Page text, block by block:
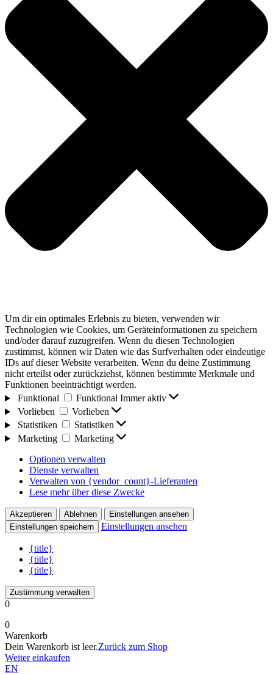
Um dir ein optimales Erlebnis zu bieten, verwenden wir
Technologien wie Cookies, um Geräteinformationen zu speichern
und/oder darauf zuzugreifen. Wenn du diesen Technologien
zustimmst, können wir Daten wie das Surfverhalten oder eindeutige
IDs auf dieser Website verarbeiten. Wenn du deine Zustimmung
nicht erteilst oder zurückziehst, können bestimmte Merkmale und
Funktionen beeinträchtigt werden.
Funktional
Funktional Immer aktiv
Vorlieben
Vorlieben
Statistiken
Statistiken
Marketing
Marketing
Optionen verwalten
Dienste verwalten
Verwalten von {vendor_count}-Lieferanten
Lese mehr über diese Zwecke
Akzeptieren Ablehnen
Einstellungen ansehen
Einstellungen speichern
Einstellungen ansehen
{title}
{title}
{title}
Zustimmung verwalten
0
0
Warenkorb
Dein Warenkorb ist leer.Zurück zum Shop
Weiter einkaufen
EN